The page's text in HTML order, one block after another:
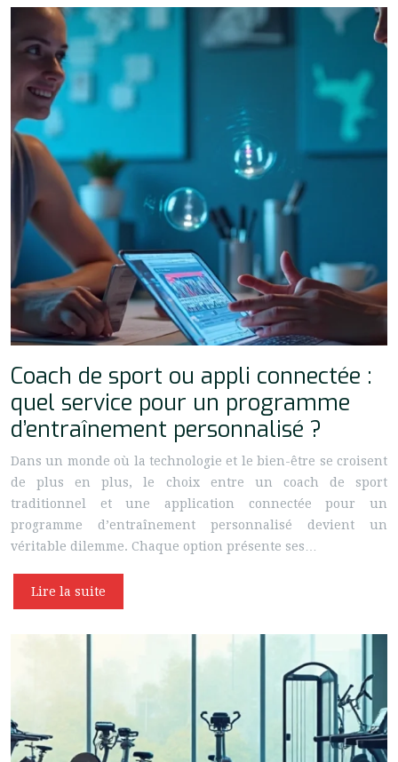
Coach de sport ou appli connectée :
quel service pour un programme
d’entraînement personnalisé ?
Dans un monde où la technologie et le bien-être se croisent
de plus en plus, le choix entre un coach de sport
traditionnel et une application connectée pour un
programme d’entraînement personnalisé devient un
véritable dilemme. Chaque option présente ses…
Lire la suite